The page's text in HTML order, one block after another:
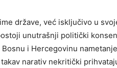
države, već isključivo u
unutrašnji politički
i Hercegovinu
narativ nekritički